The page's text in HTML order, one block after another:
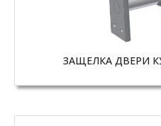
ЗАЩЕЛКА ДВЕРИ